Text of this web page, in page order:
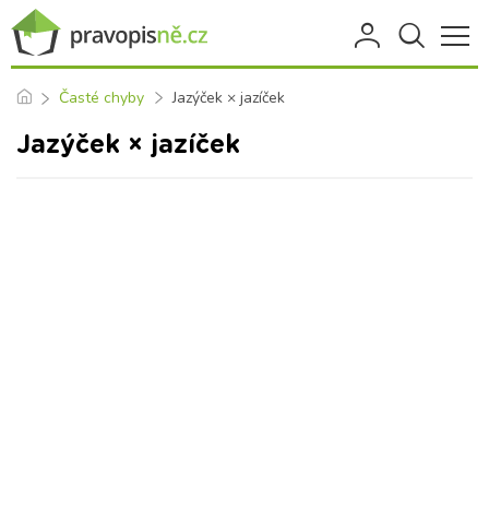
Časté chyby Jazýček × jazíček
Jazýček × jazíček